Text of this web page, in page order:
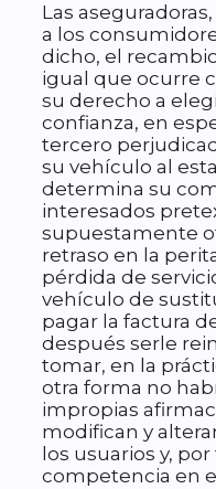
Las
a los
dicho, el
igual que ocurre
su derecho a
confianza, en
tercero
su vehículo al
determina su
interesados
supuestamente
retraso en la
pérdida de
vehículo de
pagar la factura
después serle
tomar, en la
otra forma no
impropias
modifican y
los usuarios y,
competencia en